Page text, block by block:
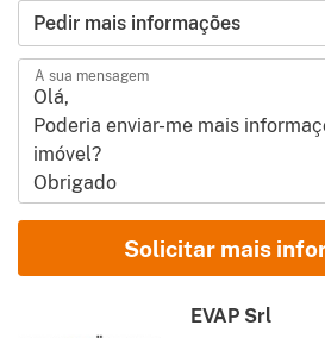
Tipo de pedido
Pedir mais informações
A sua mensagem
Nome e Sobrenome
Solicitar mais
EVAP Srl